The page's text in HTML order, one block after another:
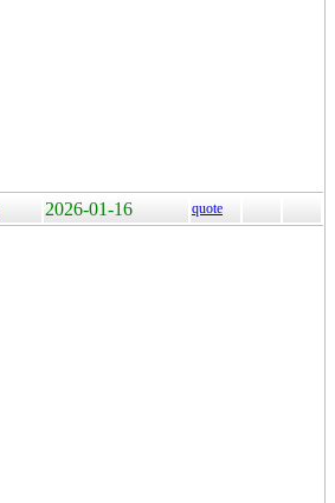
2026-01-16 quote